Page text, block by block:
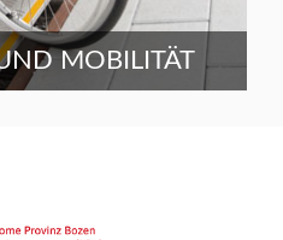
MOBILITÄT